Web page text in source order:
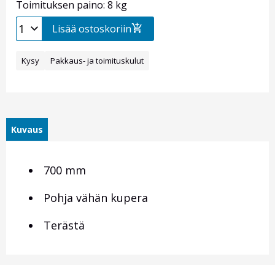
Toimituksen paino: 8 kg
Lisää ostoskoriin
Kysy Pakkaus- ja toimituskulut
Kuvaus
700 mm
Pohja vähän kupera
Terästä